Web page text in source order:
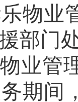
物业
部门
业管
期间